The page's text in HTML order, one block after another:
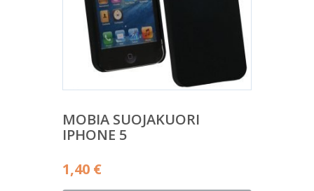
MOBIA SUOJAKUORI
IPHONE 5
1,40 €